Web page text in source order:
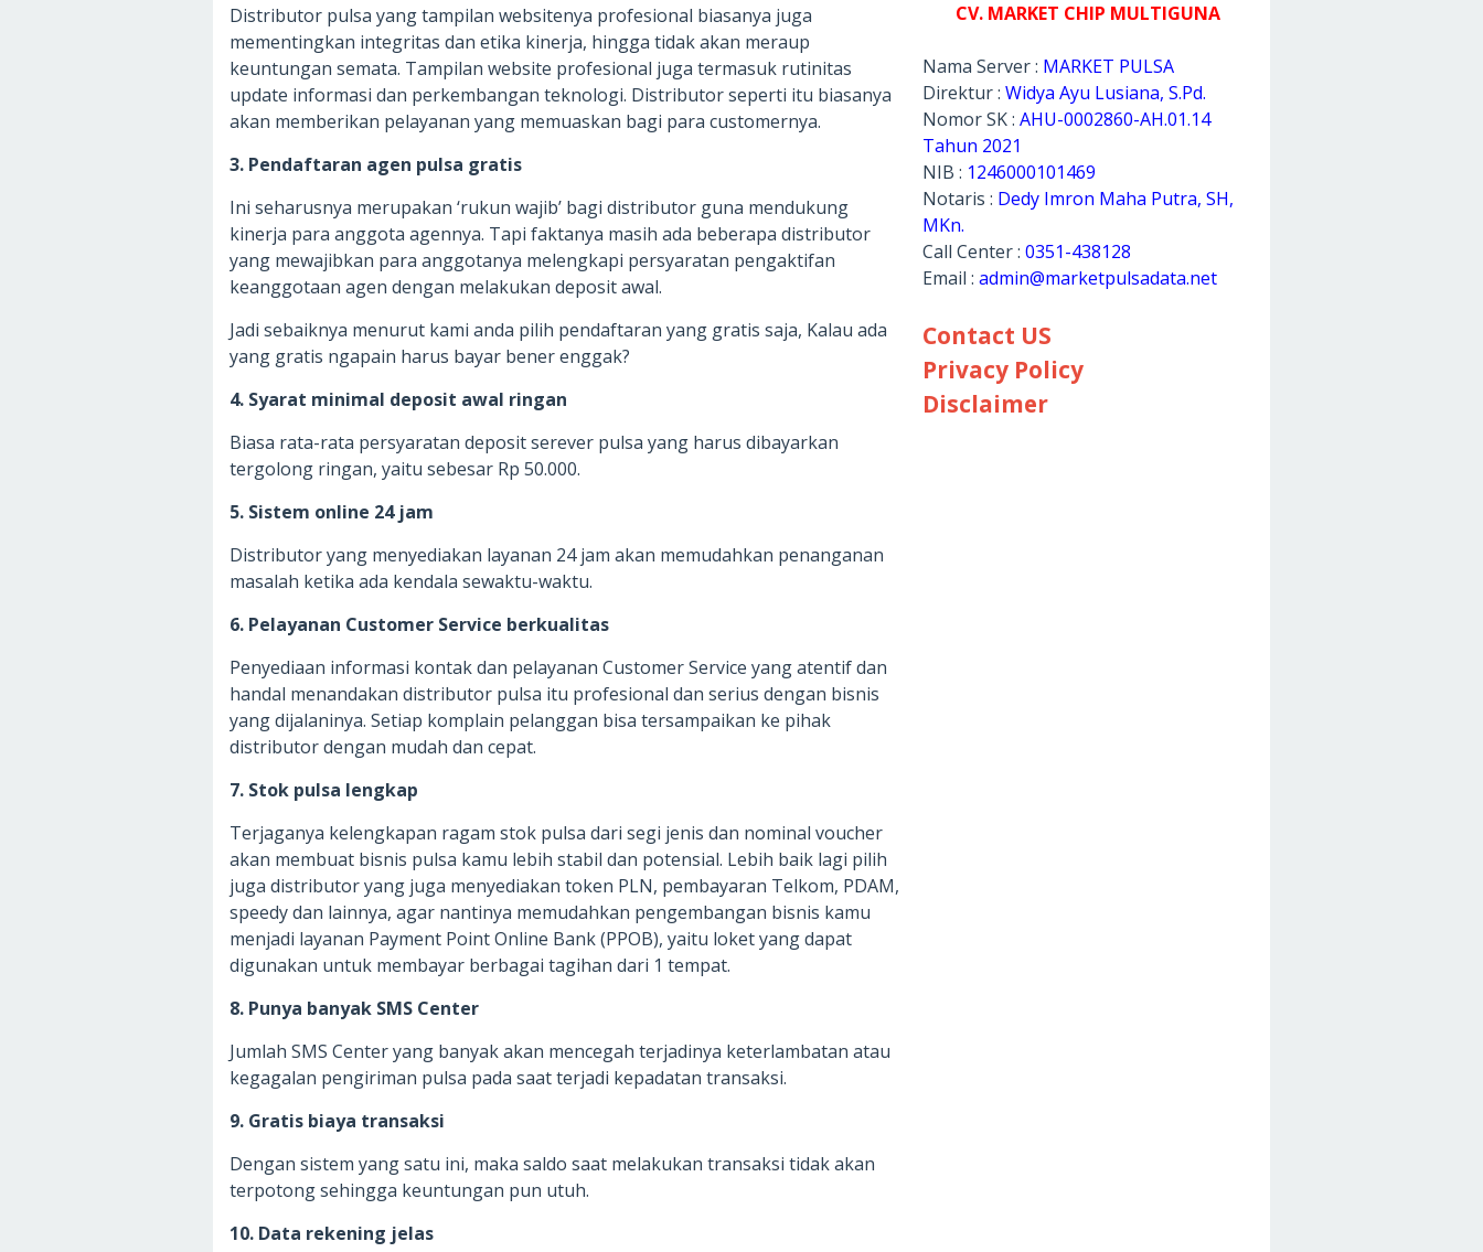
Distributor pulsa yang tampilan websitenya profesional biasanya juga
mementingkan integritas dan etika kinerja, hingga tidak akan meraup
keuntungan semata. Tampilan website profesional juga termasuk rutinitas
update informasi dan perkembangan teknologi. Distributor seperti itu biasanya
akan memberikan pelayanan yang memuaskan bagi para customernya.
3. Pendaftaran agen pulsa gratis
Ini seharusnya merupakan ‘rukun wajib’ bagi distributor guna mendukung
kinerja para anggota agennya. Tapi faktanya masih ada beberapa distributor
yang mewajibkan para anggotanya melengkapi persyaratan pengaktifan
keanggotaan agen dengan melakukan deposit awal.
Jadi sebaiknya menurut kami anda pilih pendaftaran yang gratis saja, Kalau ada
yang gratis ngapain harus bayar bener enggak?
4. Syarat minimal deposit awal ringan
Biasa rata-rata persyaratan deposit serever pulsa yang harus dibayarkan
tergolong ringan, yaitu sebesar Rp 50.000.
5. Sistem online 24 jam
Distributor yang menyediakan layanan 24 jam akan memudahkan penanganan
masalah ketika ada kendala sewaktu-waktu.
6. Pelayanan Customer Service berkualitas
Penyediaan informasi kontak dan pelayanan Customer Service yang atentif dan
handal menandakan distributor pulsa itu profesional dan serius dengan bisnis
yang dijalaninya. Setiap komplain pelanggan bisa tersampaikan ke pihak
distributor dengan mudah dan cepat.
7. Stok pulsa lengkap
Terjaganya kelengkapan ragam stok pulsa dari segi jenis dan nominal voucher
akan membuat bisnis pulsa kamu lebih stabil dan potensial. Lebih baik lagi pilih
juga distributor yang juga menyediakan token PLN, pembayaran Telkom, PDAM,
speedy dan lainnya, agar nantinya memudahkan pengembangan bisnis kamu
menjadi layanan Payment Point Online Bank (PPOB), yaitu loket yang dapat
digunakan untuk membayar berbagai tagihan dari 1 tempat.
8. Punya banyak SMS Center
Jumlah SMS Center yang banyak akan mencegah terjadinya keterlambatan atau
kegagalan pengiriman pulsa pada saat terjadi kepadatan transaksi.
9. Gratis biaya transaksi
Dengan sistem yang satu ini, maka saldo saat melakukan transaksi tidak akan
terpotong sehingga keuntungan pun utuh.
10. Data rekening jelas
CV. MARKET CHIP MULTIGUNA
Nama Server : MARKET PULSA
Direktur : Widya Ayu Lusiana, S.Pd.
Nomor SK : AHU-0002860-AH.01.14
Tahun 2021
NIB : 1246000101469
Notaris : Dedy Imron Maha Putra, SH,
MKn.
Call Center : 0351-438128
Email : admin@marketpulsadata.net
Contact US
Privacy Policy
Disclaimer